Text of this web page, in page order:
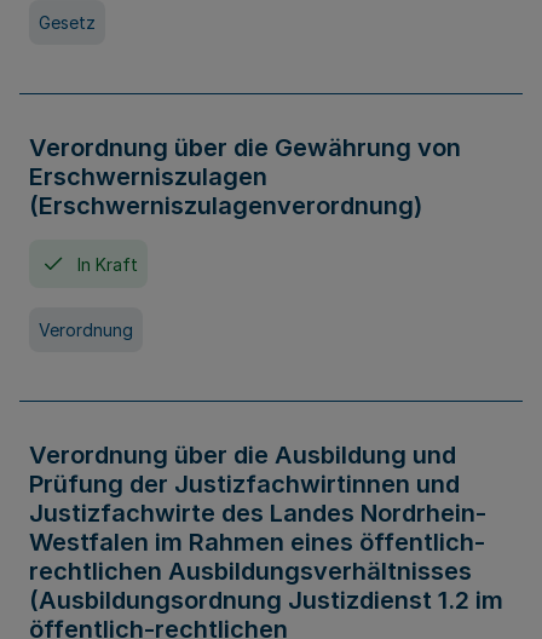
Gesetz
Verordnung über die Gewährung von
Erschwerniszulagen
(Erschwerniszulagenverordnung)
In Kraft
Verordnung
Verordnung über die Ausbildung und
Prüfung der Justizfachwirtinnen und
Justizfachwirte des Landes Nordrhein-
Westfalen im Rahmen eines öffentlich-
rechtlichen Ausbildungsverhältnisses
(Ausbildungsordnung Justizdienst 1.2 im
öffentlich-rechtlichen